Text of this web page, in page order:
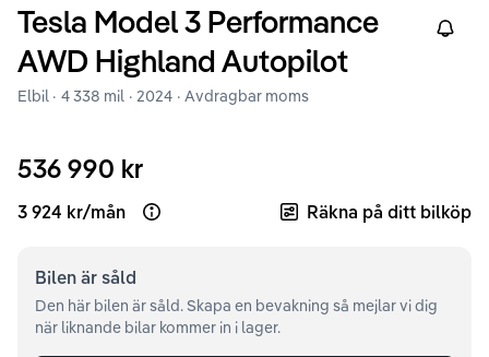
Tesla Model 3 Performance
AWD Highland Autopilot
Right
Elbil · 4 338 mil · 2024 · Avdragbar moms
536 990 kr
3 924 kr/mån Open loan example Räkna på ditt bilköp
Bilen är såld
Den här bilen är såld. Skapa en bevakning så mejlar vi dig
när liknande bilar kommer in i lager.